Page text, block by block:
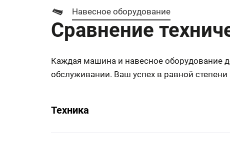
Навесное оборудование
Сравнение
Каждая машина и навесное оборудование
обслуживании. Ваш успех в равной
Техника